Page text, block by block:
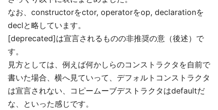
なお、constructorをctor, operatorをop, declarationを
declと略しています。
[deprecated]は宣言されるものの非推奨の意（後述）で
す。
見方としては、例えば何かしらのコンストラクタを自前で
書いた場合、横へ見ていって、デフォルトコンストラクタ
は宣言されない、コピームーブデストラクタはdefaultだ
な、といった感じです。